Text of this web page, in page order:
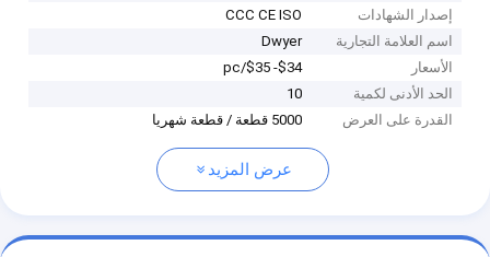
إصدار الشهادات
CCC CE ISO
اسم العلامة التجارية
Dwyer
الأسعار
$34- $35/pc
الحد الأدنى لكمية
10
القدرة على العرض
5000 قطعة / قطعة شهريا
عرض المزيد